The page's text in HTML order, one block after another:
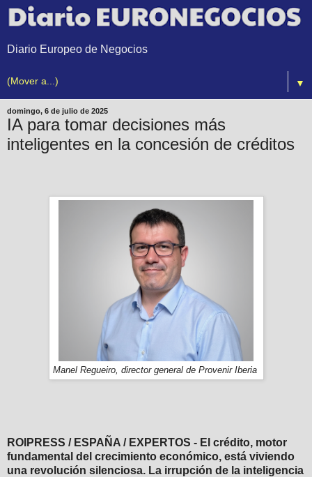
Diario Europeo de Negocios
▼
domingo, 6 de julio de 2025
IA para tomar decisiones más
inteligentes en la concesión de créditos
Manel Regueiro, director general de Provenir Iberia
ROIPRESS / ESPAÑA / EXPERTOS - El crédito, motor
fundamental del crecimiento económico, está viviendo
una revolución silenciosa. La irrupción de la inteligencia